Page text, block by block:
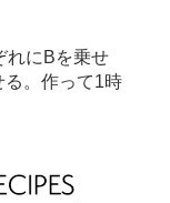
れにBを乗せ
る。作って1時